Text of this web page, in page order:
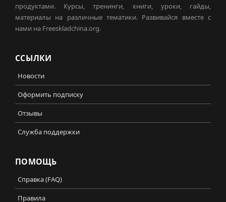
продуктами. Курсы, тренинги, книги, уроки, гайды,
материалы на различные тематики. Развивайся вместе с
нами на Freeskladchina.org.
ССЫЛКИ
Новости
Оформить подписку
Отзывы
Служба поддержки
ПОМОЩЬ
Справка (FAQ)
Правила